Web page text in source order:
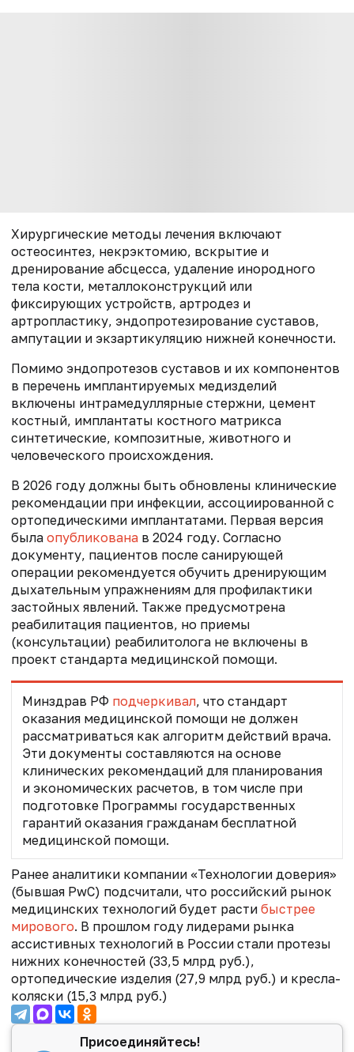
Хирургические методы лечения включают
остеосинтез, некрэктомию, вскрытие и
дренирование абсцесса, удаление инородного
тела кости, металлоконструкций или
фиксирующих устройств, артродез и
артропластику, эндопротезирование суставов,
ампутации и экзартикуляцию нижней конечности.
Помимо эндопротезов суставов и их компонентов
в перечень имплантируемых медизделий
включены интрамедуллярные стержни, цемент
костный, имплантаты костного матрикса
синтетические, композитные, животного и
человеческого происхождения.
В 2026 году должны быть обновлены клинические
рекомендации при инфекции, ассоциированной с
ортопедическими имплантатами. Первая версия
была опубликована в 2024 году. Согласно
документу, пациентов после санирующей
операции рекомендуется обучить дренирующим
дыхательным упражнениям для профилактики
застойных явлений. Также предусмотрена
реабилитация пациентов, но приемы
(консультации) реабилитолога не включены в
проект стандарта медицинской помощи.
Минздрав РФ подчеркивал, что стандарт
оказания медицинской помощи не должен
рассматриваться как алгоритм действий врача.
Эти документы составляются на основе
клинических рекомендаций для планирования
и экономических расчетов, в том числе при
подготовке Программы государственных
гарантий оказания гражданам бесплатной
медицинской помощи.
Ранее аналитики компании «Технологии доверия»
(бывшая PwC) подсчитали, что российский рынок
медицинских технологий будет расти быстрее
мирового. В прошлом году лидерами рынка
ассистивных технологий в России стали протезы
нижних конечностей (33,5 млрд руб.),
ортопедические изделия (27,9 млрд руб.) и кресла-
коляски (15,3 млрд руб.)
Присоединяйтесь!